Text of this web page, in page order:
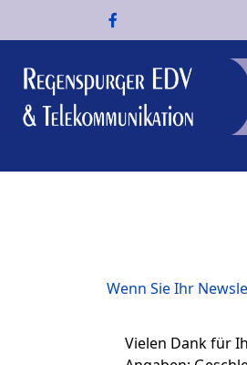
Wenn Sie Ihr
Vielen Dank für